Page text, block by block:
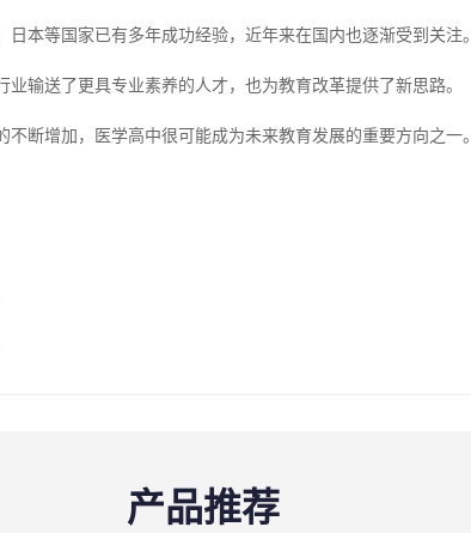
日本等国家已有多年成功经验，近年来在国内也逐渐受到关注
业输送了更具专业素养的人才，也为教育改革提供了新思路。
不断增加，医学高中很可能成为未来教育发展的重要方向之一
产品推荐